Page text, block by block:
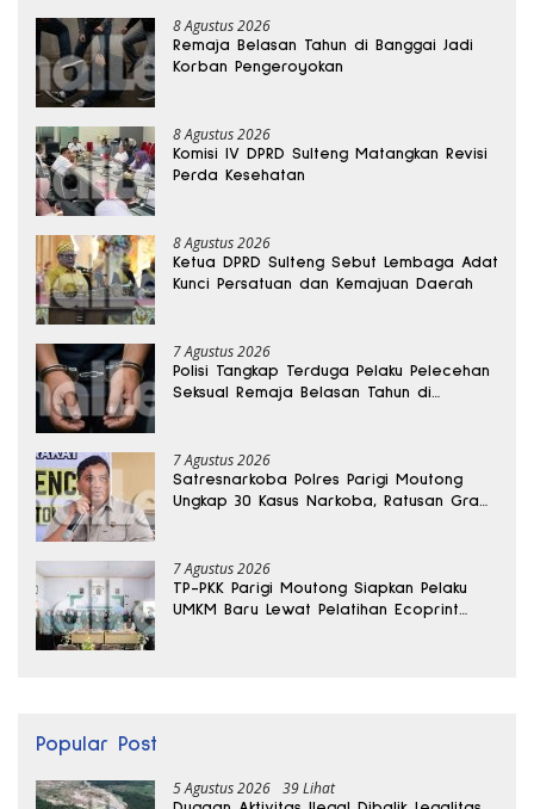
8 Agustus 2026
Remaja Belasan Tahun di Banggai Jadi
Korban Pengeroyokan
8 Agustus 2026
Komisi IV DPRD Sulteng Matangkan Revisi
Perda Kesehatan
8 Agustus 2026
Ketua DPRD Sulteng Sebut Lembaga Adat
Kunci Persatuan dan Kemajuan Daerah
7 Agustus 2026
Polisi Tangkap Terduga Pelaku Pelecehan
Seksual Remaja Belasan Tahun di
7 Agustus 2026
Satresnarkoba Polres Parigi Moutong
Ungkap 30 Kasus Narkoba, Ratusan Gram
7 Agustus 2026
TP-PKK Parigi Moutong Siapkan Pelaku
UMKM Baru Lewat Pelatihan Ecoprint
Popular Post
5 Agustus 2026 39 Lihat